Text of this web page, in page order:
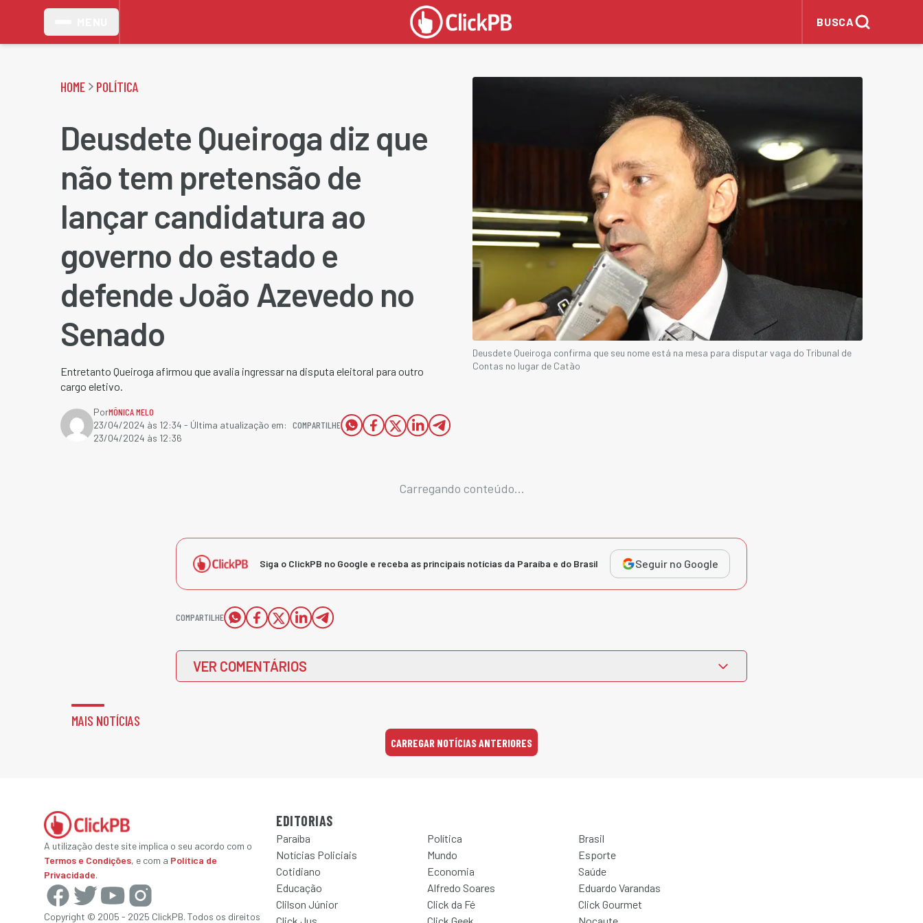
BUSCA
HOME POLÍTICA
Deusdete Queiroga diz que
não tem pretensão de
lançar candidatura ao
governo do estado e
defende João Azevedo no
Senado
Entretanto Queiroga afirmou que avalia ingressar na disputa eleitoral para outro
cargo eletivo.
PorMÔNICA MELO
23/04/2024 às 12:34 - Última atualização em:
23/04/2024 às 12:36
COMPARTILHE
Deusdete Queiroga confirma que seu nome está na mesa para disputar vaga do Tribunal de
Contas no lugar de Catão
Carregando conteúdo...
Siga o ClickPB no Google e receba as principais notícias da Paraíba e do Brasil Seguir no Google
COMPARTILHE
VER COMENTÁRIOS
MAIS NOTÍCIAS
CARREGAR NOTÍCIAS ANTERIORES
A utilização deste site implica o seu acordo com o
Termos e Condições, e com a Política de
Privacidade.
Copyright © 2005 - 2025 ClickPB. Todos os direitos
EDITORIAS
Paraíba Política
Brasil
Notícias Policiais
Mundo
Esporte
Cotidiano
Economia
Saúde
Educação
Alfredo Soares
Eduardo Varandas
Clilson Júnior
Click da Fé
Click Gourmet